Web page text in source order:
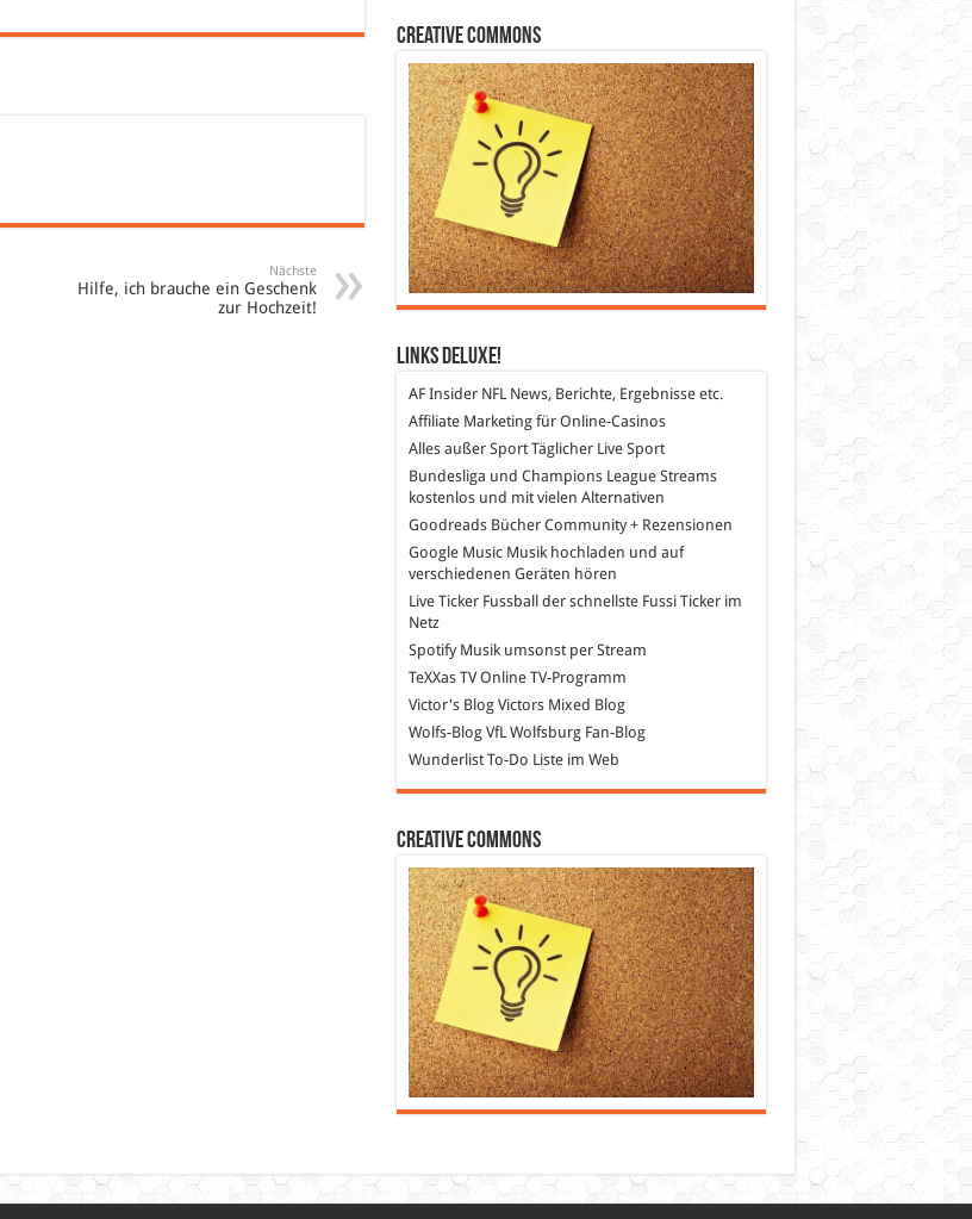
Nächste
Hilfe, ich brauche ein Geschenk
zur Hochzeit!
Creative Commons
Links DeLuXe!
AF InsiderNFL News, Berichte, Ergebnisse etc.
Affiliate Marketingfür Online-Casinos
Alles außer SportTäglicher Live Sport
Bundesliga und Champions League Streams
kostenlos und mit vielen Alternativen
GoodreadsBücher Community + Rezensionen
Google MusicMusik hochladen und auf
verschiedenen Geräten hören
Live Ticker Fussball
der schnellste Fussi Ticker im
Netz
SpotifyMusik umsonst per Stream
TeXXas TVOnline TV-Programm
Victor's BlogVictors Mixed Blog
Wolfs-BlogVfL Wolfsburg Fan-Blog
WunderlistTo-Do Liste im Web
Creative Commons